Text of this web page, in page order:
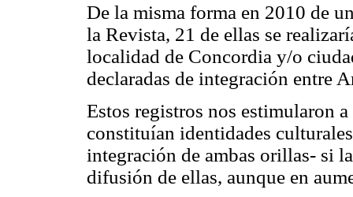
De la misma forma en 2010 de
la Revista, 21 de ellas se
localidad de Concordia y/o
declaradas de integración entre
Estos registros nos estimularon
constituían identidades
integración de ambas orillas- si
difusión de ellas, aunque en